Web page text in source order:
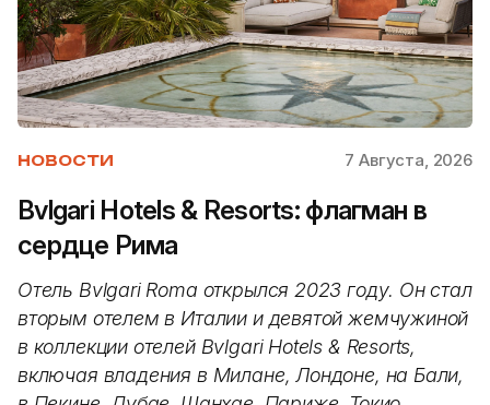
НОВОСТИ 7 Августа, 2026
Bvlgari Hotels & Resorts: флагман в
сердце Рима
Отель Bvlgari Roma открылся 2023 году. Он стал
вторым отелем в Италии и девятой жемчужиной
в коллекции отелей Bvlgari Hotels & Resorts,
включая владения в Милане, Лондоне, на Бали,